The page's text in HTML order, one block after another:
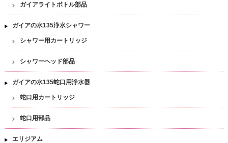
ガイアライトボトル部品
ガイアの水135浄水シャワー
シャワー用カートリッジ
シャワーヘッド部品
ガイアの水135蛇口用浄水器
蛇口用カートリッジ
蛇口用部品
エリジアム